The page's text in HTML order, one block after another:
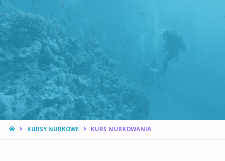
STRONA
KURSY NURKOWE KURS NURKOWANIA